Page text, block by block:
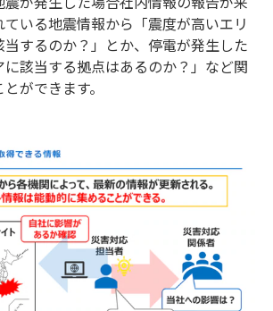
いる地震情報から「震度が高いエリ
するのか？」とか、停電が発生した
該当する拠点はあるのか？」など関
ができます。